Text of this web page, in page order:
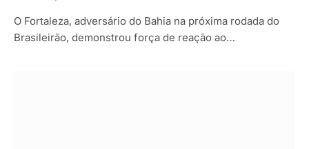
O Fortaleza, adversário do Bahia na próxima rodada do
Brasileirão, demonstrou força de reação ao…